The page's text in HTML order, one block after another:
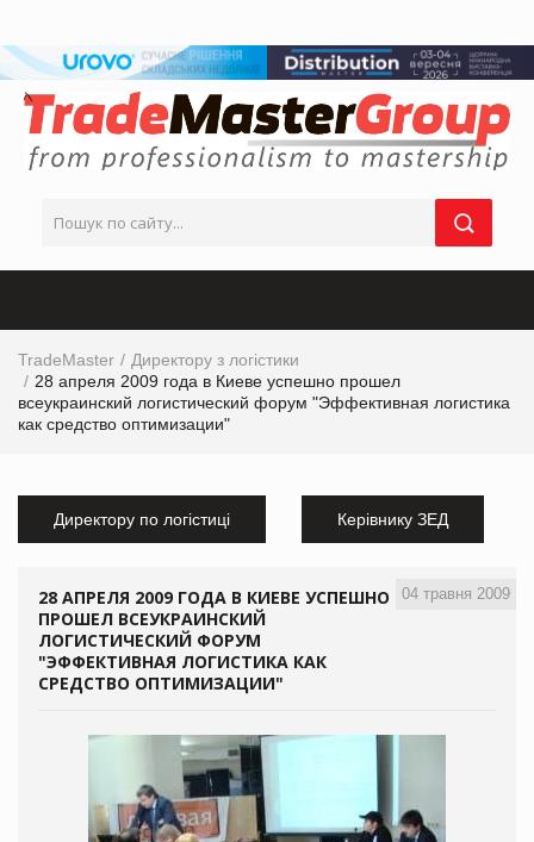
TradeMaster
Директору з логістики
28 апреля 2009 года в Киеве успешно прошел
всеукраинский логистический форум "Эффективная логистика
как средство оптимизации"
Директору по логістиці Керівнику ЗЕД
04 травня 2009
28 АПРЕЛЯ 2009 ГОДА В КИЕВЕ УСПЕШНО
ПРОШЕЛ ВСЕУКРАИНСКИЙ
ЛОГИСТИЧЕСКИЙ ФОРУМ
"ЭФФЕКТИВНАЯ ЛОГИСТИКА КАК
СРЕДСТВО ОПТИМИЗАЦИИ"